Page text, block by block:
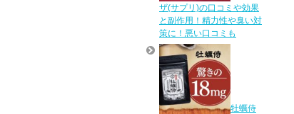
ザ(サプリ)の口コミや効果
と副作用！精力性や臭い対
策に！悪い口コミも
牡蠣侍